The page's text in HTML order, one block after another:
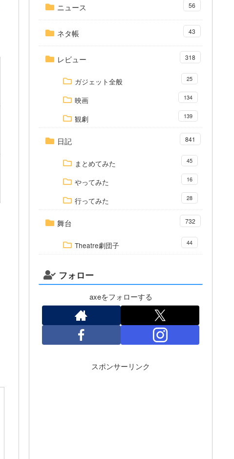
ニュース 56
ネタ帳 43
レビュー 318
ガジェット全般 25
映画 134
観劇 139
日記 841
まとめてみた 45
やってみた 16
行ってみた 28
舞台 732
Theatre劇団子 44
フォロー
axeをフォローする
スポンサーリンク